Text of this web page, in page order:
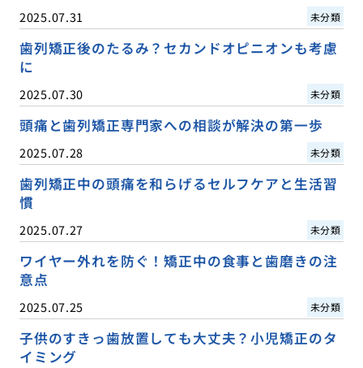
2025.07.31 未分類
歯列矯正後のたるみ？セカンドオピニオンも考慮
に
2025.07.30 未分類
頭痛と歯列矯正専門家への相談が解決の第一歩
2025.07.28 未分類
歯列矯正中の頭痛を和らげるセルフケアと生活習
慣
2025.07.27 未分類
ワイヤー外れを防ぐ！矯正中の食事と歯磨きの注
意点
2025.07.25 未分類
子供のすきっ歯放置しても大丈夫？小児矯正のタ
イミング